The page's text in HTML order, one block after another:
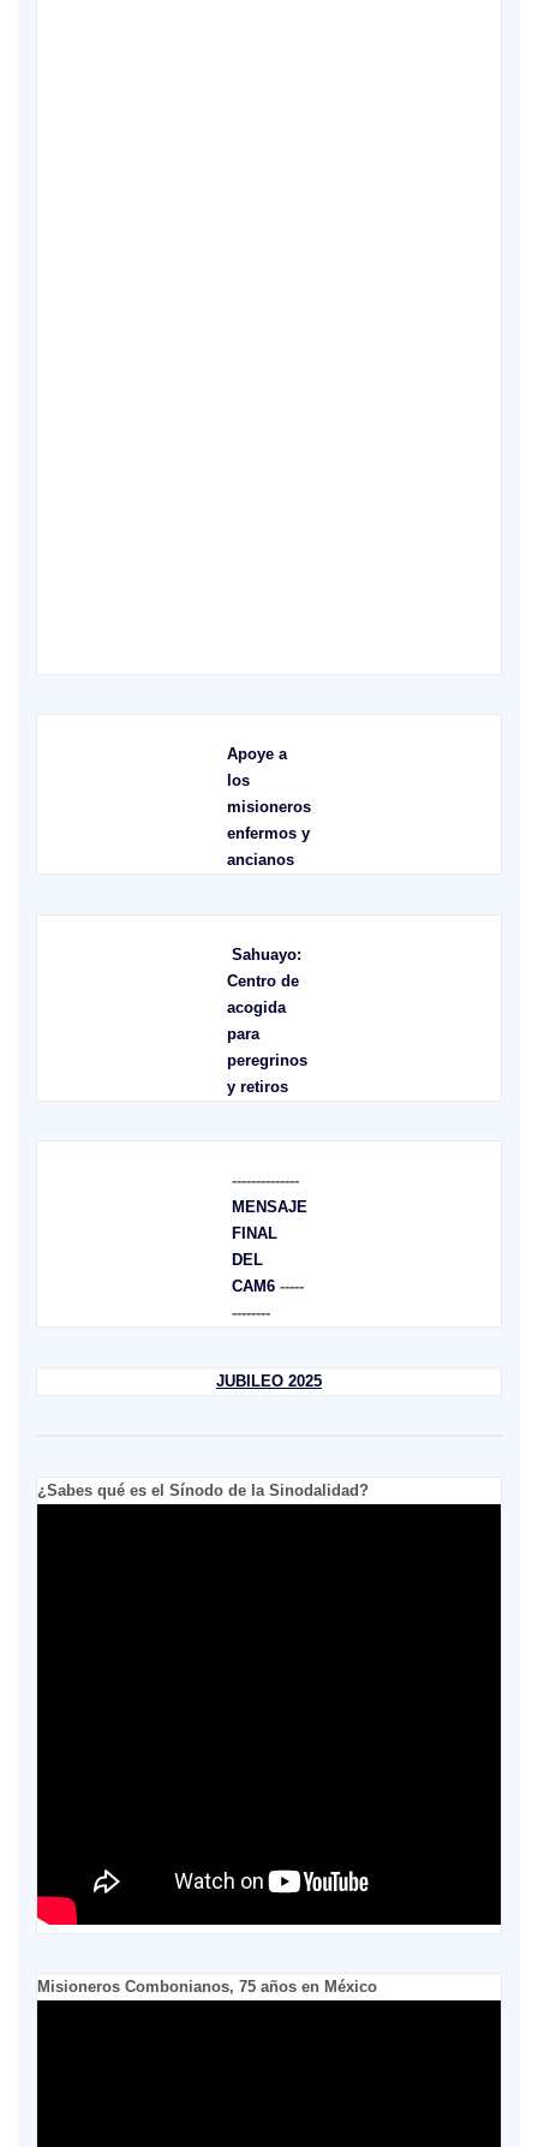
Apoye a
los
misioneros
enfermos y
ancianos
Sahuayo:
Centro de
acogida
para
peregrinos
y retiros
--------------
MENSAJE
FINAL
DEL
CAM6-----
--------
JUBILEO 2025
¿Sabes qué es el Sínodo de la Sinodalidad?
Misioneros Combonianos, 75 años en México